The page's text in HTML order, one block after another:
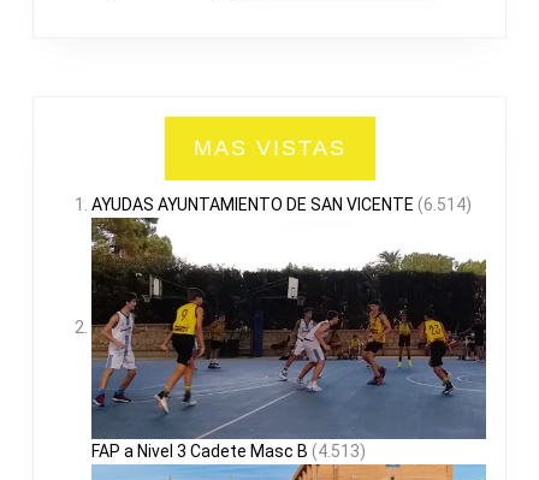
MAS VISTAS
AYUDAS AYUNTAMIENTO DE SAN VICENTE (6.514)
FAP a Nivel 3 Cadete Masc B (4.513)